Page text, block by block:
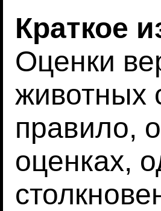
Краткое
Оценки
животных
правило,
оценках,